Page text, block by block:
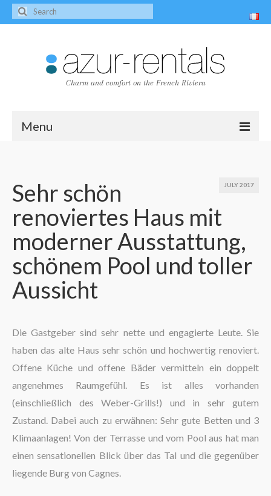
Charm and comfort on the French Riviera
Menu
The villas
Villa Peire-Long
Villa Pagnol
Contact
The region
JULY 2017
Sehr schön
renoviertes Haus mit
moderner Ausstattung,
schönem Pool und toller
Aussicht
Die Gastgeber sind sehr nette und engagierte Leute. Sie
haben das alte Haus sehr schön und hochwertig renoviert.
Offene Küche und offene Bäder vermitteln ein doppelt
angenehmes Raumgefühl. Es ist alles vorhanden
(einschließlich des Weber-Grills!) und in sehr gutem
Zustand. Dabei auch zu erwähnen: Sehr gute Betten und 3
Klimaanlagen! Von der Terrasse und vom Pool aus hat man
einen sensationellen Blick über das Tal und die gegenüber
liegende Burg von Cagnes.